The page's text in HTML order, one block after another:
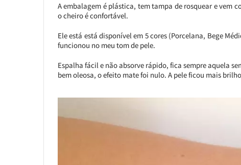
A embalagem é plástica, tem tampa de rosquear e vem
o cheiro é confortável.
Ele está está disponível em 5 cores (Porcelana, Bege
funcionou no meu tom de pele.
Espalha fácil e não absorve rápido, fica sempre aquela
bem oleosa, o efeito mate foi nulo. A pele ficou mais